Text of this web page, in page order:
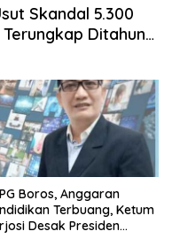
Skandal 5.300
Ditahun
Boros, Anggaran
Terbuang, Ketum
Desak Presiden